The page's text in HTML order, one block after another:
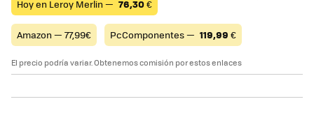
Hoy en Leroy Merlin — 76,30€
Amazon — 77,99€ PcComponentes — 119,99 €
El precio podría variar. Obtenemos comisión por estos enlaces